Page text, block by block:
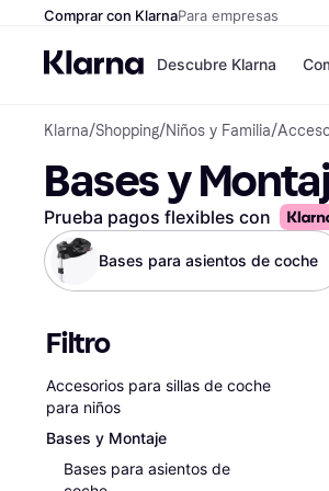
Comprar con KlarnaPara empresas
Descubre Klarna
Klarna/Shopping/Niños y Familia/
Bases y
Prueba pagos flexibles con
Bases para asientos de coche
Filtro
Accesorios para sillas de coche
para niños
Bases y Montaje
Bases para asientos de